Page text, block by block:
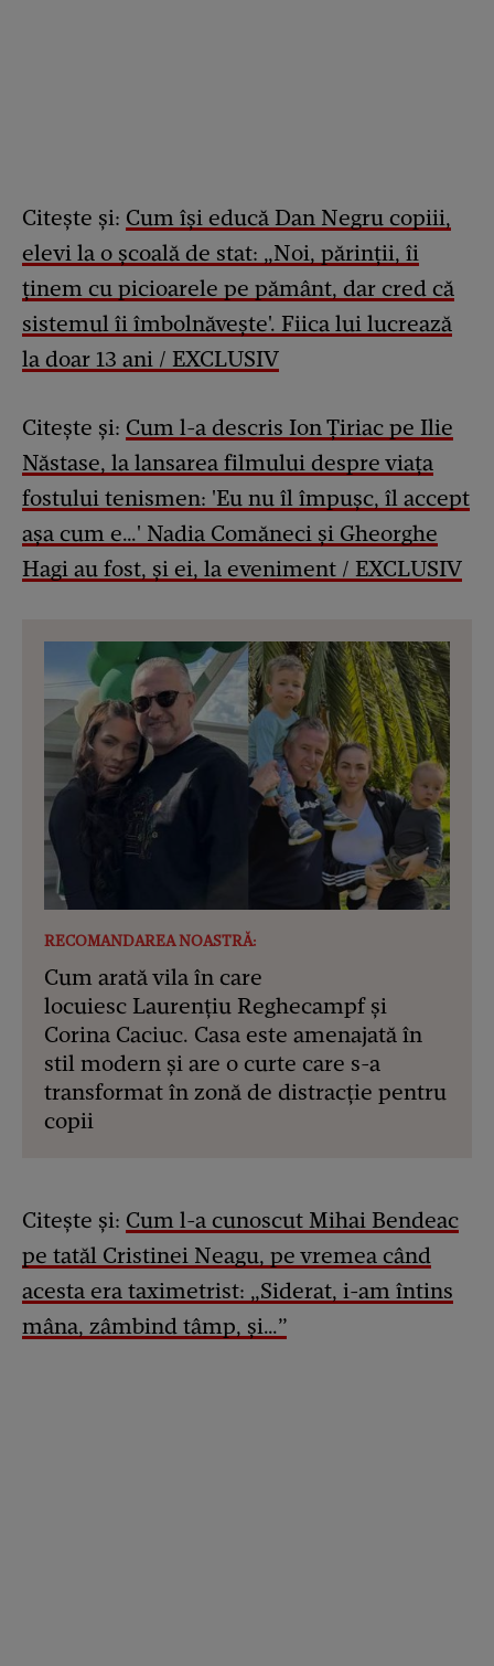
Citește și: Cum își educă Dan Negru copiii,
elevi la o școală de stat: „Noi, părinții, îi
ținem cu picioarele pe pământ, dar cred că
sistemul îi îmbolnăvește'. Fiica lui lucrează
la doar 13 ani / EXCLUSIV
Citește și: Cum l-a descris Ion Țiriac pe Ilie
Năstase, la lansarea filmului despre viața
fostului tenismen: 'Eu nu îl împușc, îl accept
așa cum e…' Nadia Comăneci și Gheorghe
Hagi au fost, și ei, la eveniment / EXCLUSIV
RECOMANDAREA NOASTRĂ:
Cum arată vila în care
locuiesc Laurențiu Reghecampf și
Corina Caciuc. Casa este amenajată în
stil modern și are o curte care s-a
transformat în zonă de distracție pentru
copii
Citește și: Cum l-a cunoscut Mihai Bendeac
pe tatăl Cristinei Neagu, pe vremea când
acesta era taximetrist: „Siderat, i-am întins
mâna, zâmbind tâmp, şi…”